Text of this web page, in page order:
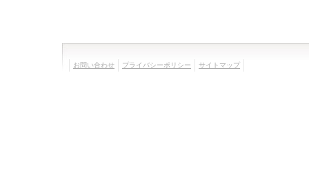
お問い合わせ プライバシーポリシー サイトマップ